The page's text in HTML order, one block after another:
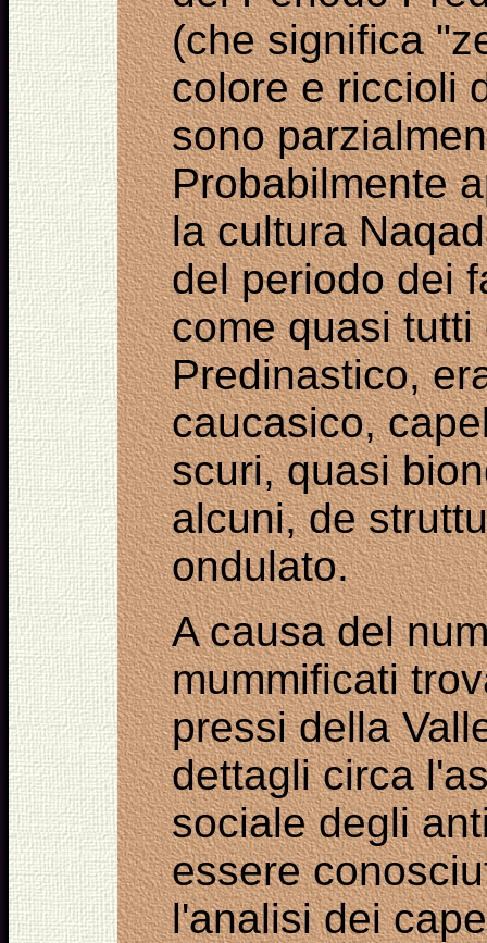
(che significa "
colore e riccioli
sono
Probabilmente
lacultura
del periodo dei
come quasi tutti
Predinastico,
caucasico,
scuri, quasi
alcuni, de
ondulato.
A causa del
mummificati
pressi della
dettagli circa
sociale degli
essere
l'analisi dei